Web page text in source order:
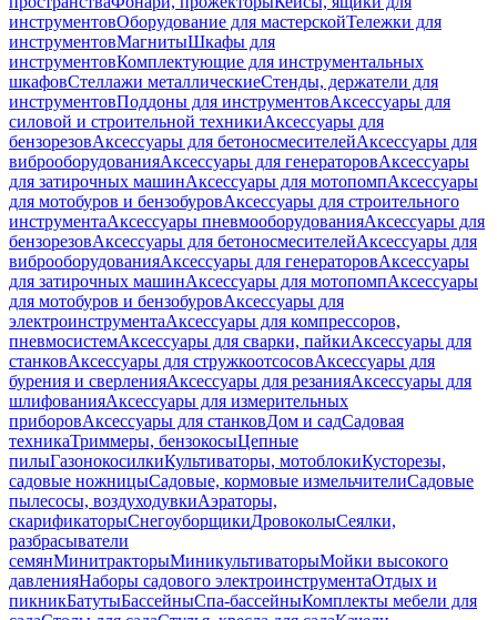
инструментовОборудование для мастерскойТележки для
инструментовМагнитыШкафы для
инструментовКомплектующие для инструментальных
шкафовСтеллажи металлическиеСтенды, держатели для
инструментовПоддоны для инструментовАксессуары для
силовой и строительной техникиАксессуары для
бензорезовАксессуары для бетоносмесителейАксессуары для
виброоборудованияАксессуары для генераторовАксессуары
для затирочных машинАксессуары для мотопомпАксессуары
для мотобуров и бензобуровАксессуары для строительного
инструментаАксессуары пневмооборудованияАксессуары для
бензорезовАксессуары для бетоносмесителейАксессуары для
виброоборудованияАксессуары для генераторовАксессуары
для затирочных машинАксессуары для мотопомпАксессуары
для мотобуров и бензобуровАксессуары для
электроинструментаАксессуары для компрессоров,
пневмосистемАксессуары для сварки, пайкиАксессуары для
станковАксессуары для стружкоотсосовАксессуары для
бурения и сверленияАксессуары для резанияАксессуары для
шлифованияАксессуары для измерительных
приборовАксессуары для станковДом и садСадовая
техникаТриммеры, бензокосыЦепные
пилыГазонокосилкиКультиваторы, мотоблокиКусторезы,
садовые ножницыСадовые, кормовые измельчителиСадовые
пылесосы, воздуходувкиАэраторы,
скарификаторыСнегоуборщикиДровоколыСеялки,
разбрасыватели
семянМинитракторыМиникультиваторыМойки высокого
давленияНаборы садового электроинструментаОтдых и
пикникБатутыБассейныСпа-бассейныКомплекты мебели для